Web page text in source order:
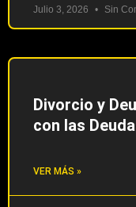
Julio 3, 2026 Sin
Divorcio y
con las
VER MÁS »